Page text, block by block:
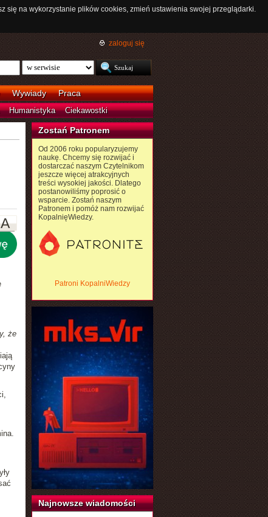
się na wykorzystanie plików cookies, zmień ustawienia swojej przeglądarki.
zaloguj się
Wywiady Praca
Humanistyka Ciekawostki
A
że
Zostań Patronem
Od 2006 roku popularyzujemy
naukę. Chcemy się rozwijać i
dostarczać naszym Czytelnikom
jeszcze więcej atrakcyjnych
treści wysokiej jakości. Dlatego
postanowiliśmy poprosić o
wsparcie. Zostań naszym
Patronem i pomóż nam rozwijać
KopalnięWiedzy.
Patroni KopalniWiedzy
Najnowsze wiadomości